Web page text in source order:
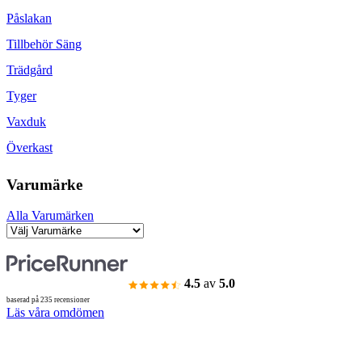
Påslakan
Tillbehör Säng
Trädgård
Tyger
Vaxduk
Överkast
Varumärke
Alla Varumärken
4.5 av 5.0
baserad på 235 recensioner
Läs våra omdömen